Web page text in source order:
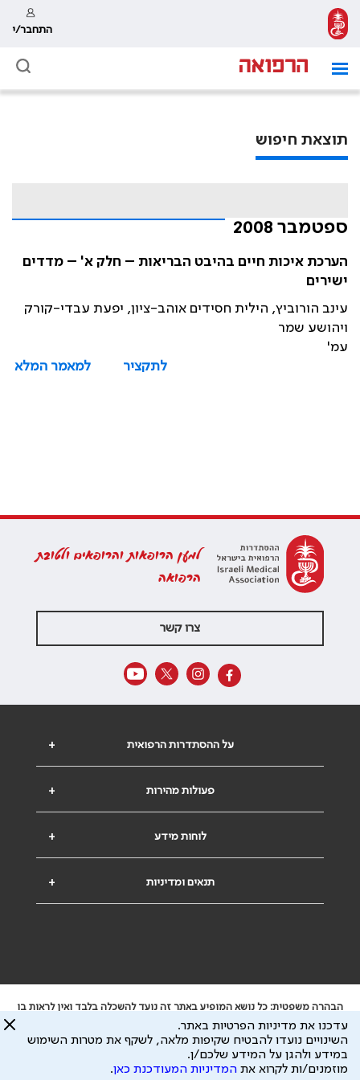
התחבר/י
תוצאת חיפוש
ספטמבר 2008
הערכת איכות חיים בהיבט הבריאות – חלק א' – מדדים
ישירים
עינב הורוביץ, הילית חסידים אוהב-ציון, יפעת עבדי-קורק
ויהושע שמר
עמ'
לתקציר
למאמר המלא
למען הרופאות והרופאים ולטובת
הרפואה
צרו קשר
+ על ההסתדרות הרפואית
+ פעולות מהירות
+ לוחות מידע
+ תנאים ומדיניות
הבהרה משפטית: כל נושא המופיע באתר זה נועד להשכלה בלבד ואין לראות בו
ייעוץ רפואי או משפטי. אין הר"י אחראית לתוכן המתפרסם באתר זה ולכל נזק
שעלול להיגרם.
ידוע לי שהר"י אוספת ושומרת מידע אישי לצורך מתן השרות וכי חלק ממנו עשוי
להיות מועבר לצדדים שלישיים, הכל בכפוף למדיניות הפרטיות
עדכנו את מדיניות הפרטיות באתר.
השינויים נועדו להבטיח שקיפות מלאה, לשקף את מטרות השימוש
במידע ולהגן על המידע שלכם/ן.
מוזמנים/ות לקרוא את המדיניות המעודכנת כאן.